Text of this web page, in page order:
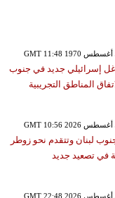
إسرائيلي جديد في جنوب
المناطق التجريبية
لبنان وتتقدم نحو زوطر
في تصعيد جديد